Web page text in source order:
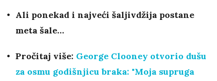
Ali ponekad i najveći šaljivdžija postane
meta šale…
Pročitaj više: George Clooney otvorio dušu
za osmu godišnjicu braka: "Moja supruga